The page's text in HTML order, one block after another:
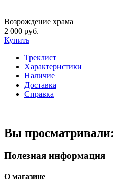
Возрождение храма
2 000 руб.
Купить
Треклист
Характеристики
Наличие
Доставка
Справка
Вы просматривали:
Полезная информация
О магазине